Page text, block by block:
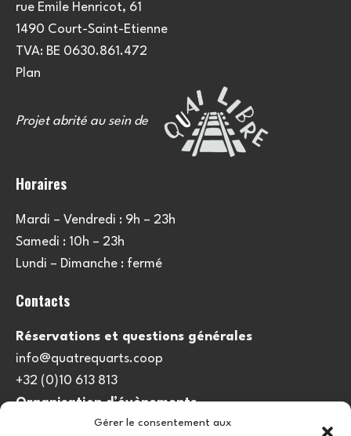
Gérer le consentement aux
rue Emile Henricot, 61
1490 Court-Saint-Etienne
TVA: BE 0630.861.472
Plan
Projet abrité au sein de
Horaires
Mardi – Vendredi : 9h – 23h
Samedi : 10h – 23h
Lundi – Dimanche : fermé
Contacts
Réservations et questions générales
info@quatrequarts.coop
+32 (0)10 613 813
Organisation d’évènements
viedulieu@quatrequarts.coop